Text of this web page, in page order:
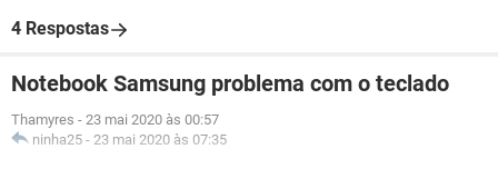
4 Respostas
Notebook Samsung problema com o teclado
Thamyres - 23 mai 2020 às 00:57
ninha25 - 23 mai 2020 às 07:35